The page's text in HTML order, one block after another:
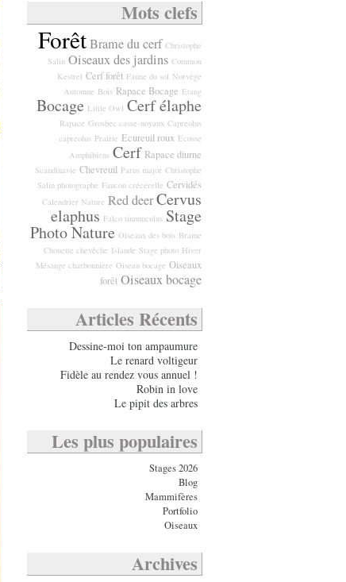
Mots clefs
ForêtBrame du cerf Christophe
Salin Oiseaux des jardins Common
Kestrel Cerf forêt Faune du sol Norvège
Automne Bois Rapace Bocage Etang
Bocage Little Owl Cerf élaphe
Rapace Grosbec casse-noyaux Capreolus
capreolus Prairie Ecureuil roux Ecosse
Amphibiens Cerf Rapace diurne
Scandinavie Chevreuil Parus major Christophe
Salin photographe Faucon crécerelle Cervidés
Calendrier Nature Red deerCervus
elaphus Falco tinnunculus Stage
Photo Nature Oiseaux des bois Brame
Chouette chevêche Islande Stage photo Hiver
Mésange charbonnière Oiseau bocage Oiseaux
forêt Oiseaux bocage
Articles Récents
Dessine-moi ton ampaumure
Le renard voltigeur
Fidèle au rendez vous annuel !
Robin in love
Le pipit des arbres
Les plus populaires
Stages 2026
Blog
Mammifères
Portfolio
Oiseaux
Archives